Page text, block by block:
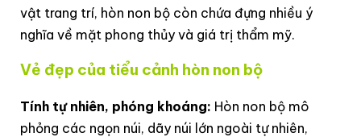
vật trang trí, hòn non bộ còn chứa đựng nhiều ý
nghĩa về mặt phong thủy và giá trị thẩm mỹ.
Vẻ đẹp của tiểu cảnh hòn non bộ
Tính tự nhiên, phóng khoáng: Hòn non bộ mô
phỏng các ngọn núi, dãy núi lớn ngoài tự nhiên,